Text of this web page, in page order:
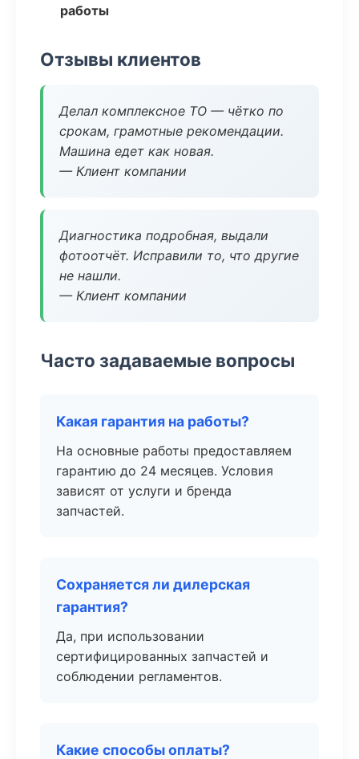
работы
Отзывы клиентов
Делал комплексное ТО — чётко по
срокам, грамотные рекомендации.
Машина едет как новая.
— Клиент компании
Диагностика подробная, выдали
фотоотчёт. Исправили то, что другие
не нашли.
— Клиент компании
Часто задаваемые вопросы
Какая гарантия на работы?
На основные работы предоставляем
гарантию до 24 месяцев. Условия
зависят от услуги и бренда
запчастей.
Сохраняется ли дилерская
гарантия?
Да, при использовании
сертифицированных запчастей и
соблюдении регламентов.
Какие способы оплаты?